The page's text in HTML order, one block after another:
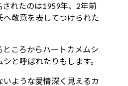
されたのは1959年、2年前
へ敬意を表してつけられた
ところからハートカメムシ
と呼ばれたりもします。
いような愛情深く見えるカ